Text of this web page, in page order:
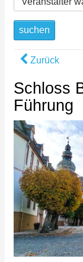
suchen
Zurück
Schloss
Führung